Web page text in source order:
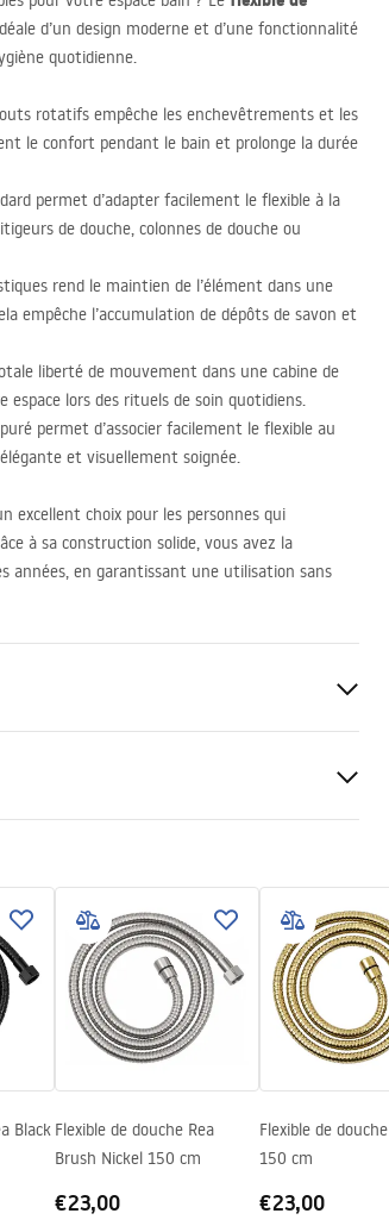
d’un design moderne et d’une fonctionnalité
quotidienne.
rotatifs empêche les enchevêtrements et les
le confort pendant le bain et prolonge la durée
permet d’adapter facilement le flexible à la
de douche, colonnes de douche ou
rend le maintien de l’élément dans une
empêche l’accumulation de dépôts de savon et
liberté de mouvement dans une cabine de
lors des rituels de soin quotidiens.
permet d’associer facilement le flexible au
et visuellement soignée.
excellent choix pour les personnes qui
à sa construction solide, vous avez la
années, en garantissant une utilisation sans
Laiton, PVC, Caoutchouc
Warranty_Terms_and_Conditions_
Accessories_-_24.pdf
Black Flexible de douche Rea
Brush Nickel 150 cm
€23,00
Flexible de
150 cm
€23,00